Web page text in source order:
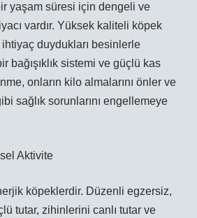
yaşam süresi için dengeli ve
vardır. Yüksek kaliteli köpek
ihtiyaç duydukları besinlerle
bağışıklık sistemi ve güçlü kas
onların kilo almalarını önler ve
sağlık sorunlarını engellemeye
Aktivite
köpeklerdir. Düzenli egzersiz,
tutar, zihinlerini canlı tutar ve